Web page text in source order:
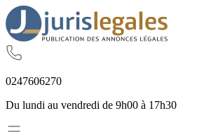
0247606270
Du lundi au vendredi de 9h00 à 17h30